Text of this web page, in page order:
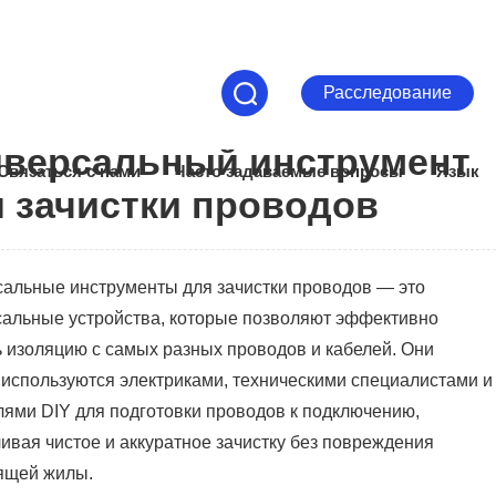
Расследование
с нами Часто задаваемые вопросы Язык
инструмент
зачистки проводов
инструменты для зачистки проводов — это
устройства, которые позволяют эффективно
изоляцию с самых разных проводов и кабелей. Они
электриками, техническими специалистами и
DIY для подготовки проводов к подключению,
чистое и аккуратное зачистку без повреждения
жилы.